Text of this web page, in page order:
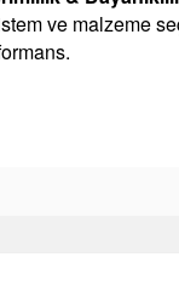
ve malzeme
bozuk veya